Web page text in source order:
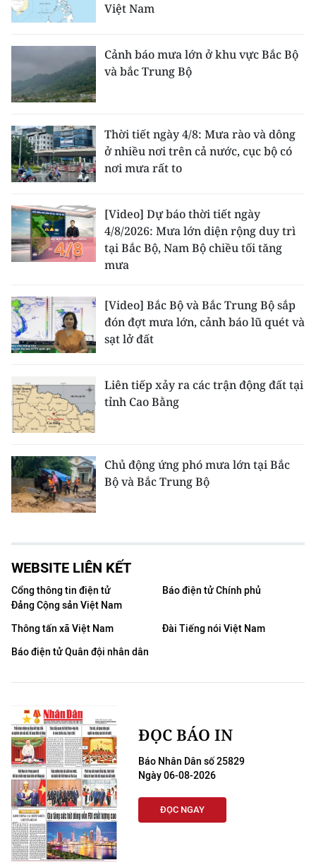
Việt Nam
Cảnh báo mưa lớn ở khu vực Bắc Bộ
và bắc Trung Bộ
Thời tiết ngày 4/8: Mưa rào và dông
ở nhiều nơi trên cả nước, cục bộ có
nơi mưa rất to
[Video] Dự báo thời tiết ngày
4/8/2026: Mưa lớn diện rộng duy trì
tại Bắc Bộ, Nam Bộ chiều tối tăng
mưa
[Video] Bắc Bộ và Bắc Trung Bộ sắp
đón đợt mưa lớn, cảnh báo lũ quét và
sạt lở đất
Liên tiếp xảy ra các trận động đất tại
tỉnh Cao Bằng
Chủ động ứng phó mưa lớn tại Bắc
Bộ và Bắc Trung Bộ
WEBSITE LIÊN KẾT
Cổng thông tin điện tử
Đảng Cộng sản Việt Nam
Báo điện tử Chính phủ
Thông tấn xã Việt Nam
Đài Tiếng nói Việt Nam
Báo điện tử Quân đội nhân dân
ĐỌC BÁO IN
Báo Nhân Dân số 25829
Ngày 06-08-2026
ĐỌC NGAY